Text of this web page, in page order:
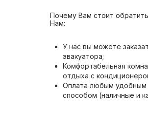
Почему Вам стоит
Нам:
У нас вы можете
эвакуатора;
Комфортабельная
отдыха с
Оплата любым удобным
способом (наличные и